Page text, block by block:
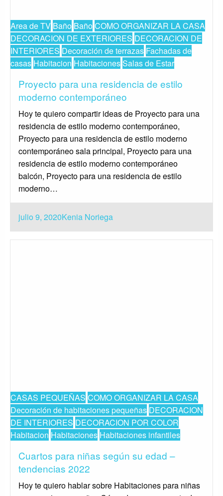
Area de TV Baño BañoCOMO ORGANIZAR LA CASA
DECORACION DE EXTERIORES DECORACION DE
INTERIORES Decoración de terrazas Fachadas de
casas Habitacion HabitacionesSalas de Estar
Proyecto para una residencia de estilo
moderno contemporáneo
Hoy te quiero compartir ideas de Proyecto para una
residencia de estilo moderno contemporáneo,
Proyecto para una residencia de estilo moderno
contemporáneo sala principal, Proyecto para una
residencia de estilo moderno contemporáneo
balcón, Proyecto para una residencia de estilo
moderno…
Publicado
el
julio 9, 2020Kenia Noriega
CASAS PEQUEÑAS COMO ORGANIZAR LA CASA
Decoración de habitaciones pequeñas DECORACION
DE INTERIORES DECORACION POR COLOR
Habitacion Habitaciones Habitaciones infantiles
Cuartos para niñas según su edad –
tendencias 2022
Hoy te quiero hablar sobre Habitaciones para niñas